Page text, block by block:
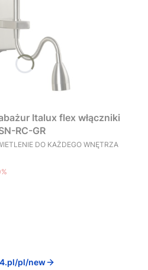
Italux flex włączniki
RC-GR
DO KAŻDEGO WNĘTRZA
pl/new